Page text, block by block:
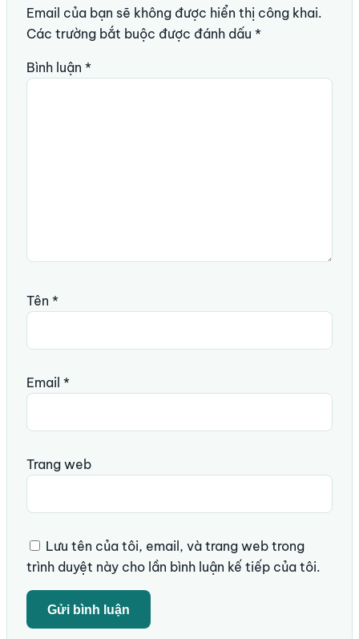
Email của bạn sẽ không được hiển thị công khai.
Các trường bắt buộc được đánh dấu *
Bình luận *
Tên *
Email *
Trang web
Lưu tên của tôi, email, và trang web trong
trình duyệt này cho lần bình luận kế tiếp của tôi.